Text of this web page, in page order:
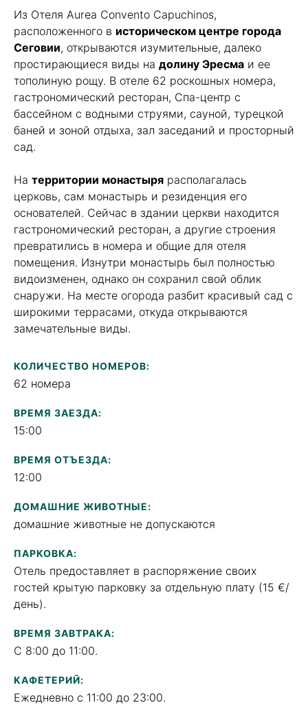
Из Отеля Aurea Convento Capuchinos,
расположенного в историческом центре города
Сеговии, открываются изумительные, далеко
простирающиеся виды на долину Эресма и ее
тополиную рощу. В отеле 62 роскошных номера,
гастрономический ресторан, Спа-центр с
бассейном с водными струями, сауной, турецкой
баней и зоной отдыха, зал заседаний и просторный
сад.
На территории монастыря располагалась
церковь, сам монастырь и резиденция его
основателей. Сейчас в здании церкви находится
гастрономический ресторан, а другие строения
превратились в номера и общие для отеля
помещения. Изнутри монастырь был полностью
видоизменен, однако он сохранил свой облик
снаружи. На месте огорода разбит красивый сад с
широкими террасами, откуда открываются
замечательные виды.
КОЛИЧЕСТВО НОМЕРОВ:
62 номера
ВРЕМЯ ЗАЕЗДА:
15:00
ВРЕМЯ ОТЪЕЗДА:
12:00
ДОМАШНИЕ ЖИВОТНЫЕ:
домашние животные не допускаются
ПАРКОВКА:
Отель предоставляет в распоряжение своих
гостей крытую парковку за отдельную плату (15 €/
день).
ВРЕМЯ ЗАВТРАКА:
С 8:00 до 11:00.
KАФЕТЕРИЙ:
Ежедневно с 11:00 до 23:00.